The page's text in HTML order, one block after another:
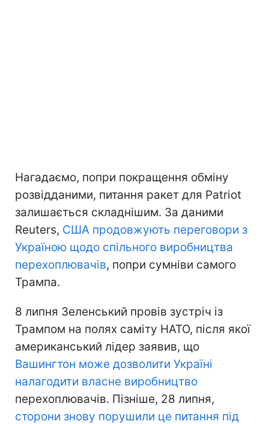
Нагадаємо, попри покращення обміну
розвідданими, питання ракет для Patriot
залишається складнішим. За даними
Reuters, США продовжують переговори з
Україною щодо спільного виробництва
перехоплювачів, попри сумніви самого
Трампа.
8 липня Зеленський провів зустріч із
Трампом на полях саміту НАТО, після якої
американський лідер заявив, що
Вашингтон може дозволити Україні
налагодити власне виробництво
перехоплювачів. Пізніше, 28 липня,
сторони знову порушили це питання під